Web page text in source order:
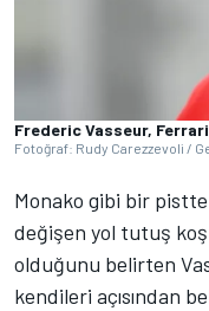
Frederic Vasseur, Ferrari
Fotoğraf: Rudy Carezzevoli /
Monako gibi bir
değişen yol tutuş
olduğunu belirten
kendileri açısından